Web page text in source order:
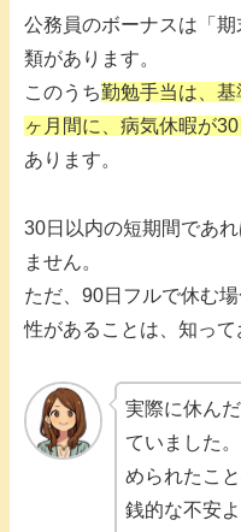
公務員のボーナスは「
類があります。
このうち勤勉手当は、
ヶ月間に、病気休暇が
あります。
30日以内の短期間であ
ません。
ただ、90日フルで休む
性があることは、知って
実際に休ん
ていました
められたこ
銭的な不安